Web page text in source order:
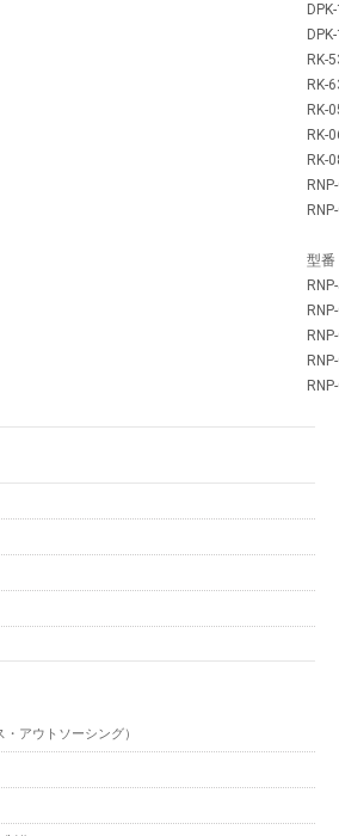
RK-
RK-
RK-
RK-
RK-
型番
アウトソーシング）